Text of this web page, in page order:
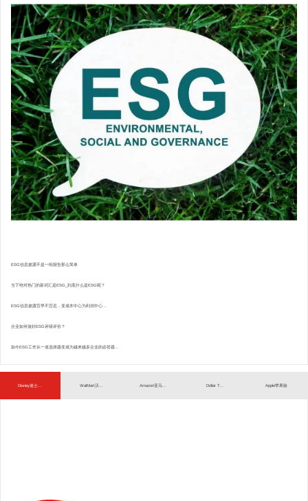
ESG信息披露不是一纸报告那么简单
当下绝对热门的新词汇是ESG_到底什么是ESG呢？
ESG信息披露宜早不宜迟，变成本中心为利润中心...
企业如何做好ESG评级评价？
如今ESG工作从一道选择题变成为越来越多企业的必答题...
Disney迪士... WalMart沃... Amazon亚马... Dollar T... Apple苹果验